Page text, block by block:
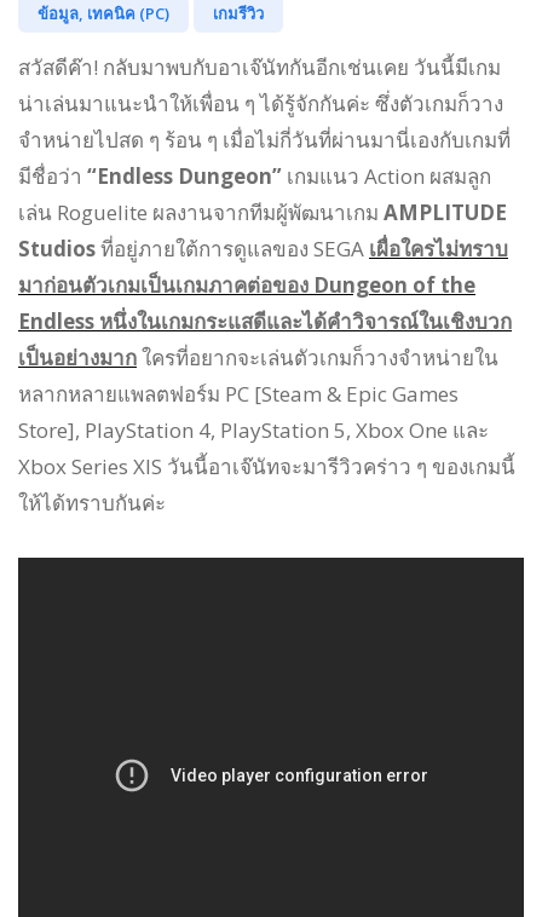
ข้อมูล, เทคนิค (PC) เกมรีวิว
สวัสดีค๊า! กลับมาพบกับอาเจ๊นัทกันอีกเช่นเคย วันนี้มีเกม
น่าเล่นมาแนะนำให้เพื่อน ๆ ได้รู้จักกันค่ะ ซึ่งตัวเกมก็วาง
จำหน่ายไปสด ๆ ร้อน ๆ เมื่อไม่กี่วันที่ผ่านมานี่เองกับเกมที่
มีชื่อว่า “Endless Dungeon” เกมแนว Action ผสมลูก
เล่น Roguelite ผลงานจากทีมผู้พัฒนาเกม AMPLITUDE
Studiosที่อยู่ภายใต้การดูแลของ SEGA เผื่อใครไม่ทราบ
มาก่อนตัวเกมเป็นเกมภาคต่อของ Dungeon of the
Endless หนึ่งในเกมกระแสดีและได้คำวิจารณ์ในเชิงบวก
เป็นอย่างมากใครที่อยากจะเล่นตัวเกมก็วางจำหน่ายใน
หลากหลายแพลตฟอร์ม PC [Steam & Epic Games
Store], PlayStation 4, PlayStation 5, Xbox One และ
Xbox Series XIS วันนี้อาเจ๊นัทจะมารีวิวคร่าว ๆ ของเกมนี้
ให้ได้ทราบกันค่ะ